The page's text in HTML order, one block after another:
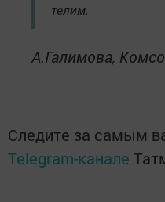
телим.
А.Галимова,
Следите за самым
Telegram-канале